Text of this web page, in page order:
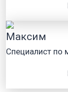
Максим
Специалист по